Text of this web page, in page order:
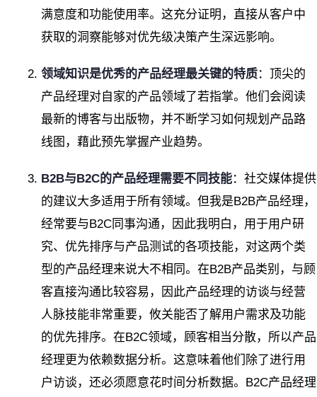
满意度和功能使用率。这充分证明，直接从客户中
获取的洞察能够对优先级决策产生深远影响。
领域知识是优秀的产品经理最关键的特质：顶尖的
产品经理对自家的产品领域了若指掌。他们会阅读
最新的博客与出版物，并不断学习如何规划产品路
线图，藉此预先掌握产业趋势。
B2B与B2C的产品经理需要不同技能：社交媒体提供
的建议大多适用于所有领域。但我是B2B产品经理，
经常要与B2C同事沟通，因此我明白，用于用户研
究、优先排序与产品测试的各项技能，对这两个类
型的产品经理来说大不相同。在B2B产品类别，与顾
客直接沟通比较容易，因此产品经理的访谈与经营
人脉技能非常重要，攸关能否了解用户需求及功能
的优先排序。在B2C领域，顾客相当分散，所以产品
经理更为依赖数据分析。这意味着他们除了进行用
户访谈，还必须愿意花时间分析数据。B2C产品经理